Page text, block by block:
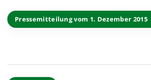
Pressemitteilung vom 1. Dezember 2015